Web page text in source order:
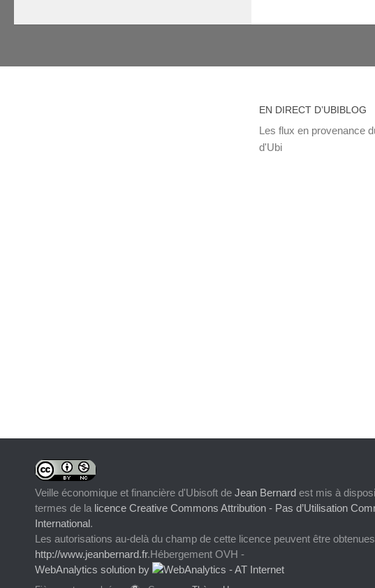
EN DIRECT D’UBIBLOG
Les flux en provenance
d'Ubi
Veille économique et financière d'Ubisoft de Jean Bernard est mis à
termes de la licence Creative Commons Attribution - Pas d’Utilisation
International.
Les autorisations au-delà du champ de cette licence peuvent être
http://www.jeanbernard.fr.Hébergement OVH -
WebAnalytics solution by